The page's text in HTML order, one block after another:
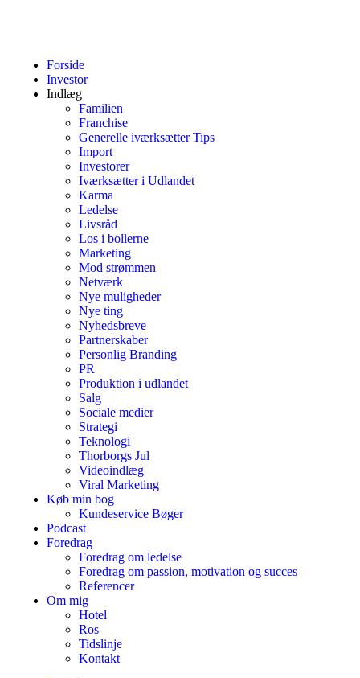
Forside
Investor
Indlæg
Familien
Franchise
Generelle iværksætter Tips
Import
Investorer
Iværksætter i Udlandet
Karma
Ledelse
Livsråd
Los i bollerne
Marketing
Mod strømmen
Netværk
Nye muligheder
Nye ting
Nyhedsbreve
Partnerskaber
Personlig Branding
PR
Produktion i udlandet
Salg
Sociale medier
Strategi
Teknologi
Thorborgs Jul
Videoindlæg
Viral Marketing
Køb min bog
Kundeservice Bøger
Podcast
Foredrag
Foredrag om ledelse
Foredrag om passion, motivation og succes
Referencer
Om mig
Hotel
Ros
Tidslinje
Kontakt